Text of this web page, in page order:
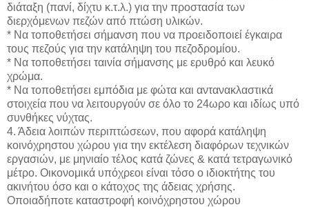
διάταξη (πανί, δίχτυ κ.τ.λ.) για την προστασία των
διερχόμενων πεζών από πτώση υλικών.
* Να τοποθετήσει σήμανση που να προειδοποιεί έγκαιρα
τους πεζούς για την κατάληψη του πεζοδρομίου.
* Να τοποθετήσει ταινία σήμανσης με ερυθρό και λευκό
χρώμα.
* Να τοποθετήσει εμπόδια με φώτα και αντανακλαστικά
στοιχεία που να λειτουργούν σε όλο το 24ωρο και ιδίως υπό
συνθήκες νύχτας.
4. Άδεια λοιπών περιπτώσεων, που αφορά κατάληψη
κοινόχρηστου χώρου για την εκτέλεση διαφόρων τεχνικών
εργασιών, με μηνιαίο τέλος κατά ζώνες & κατά τετραγωνικό
μέτρο. Οικονομικά υπόχρεοι είναι τόσο ο ιδιοκτήτης του
ακινήτου όσο και ο κάτοχος της άδειας χρήσης.
Οποιαδήποτε καταστροφή κοινόχρηστου χώρου